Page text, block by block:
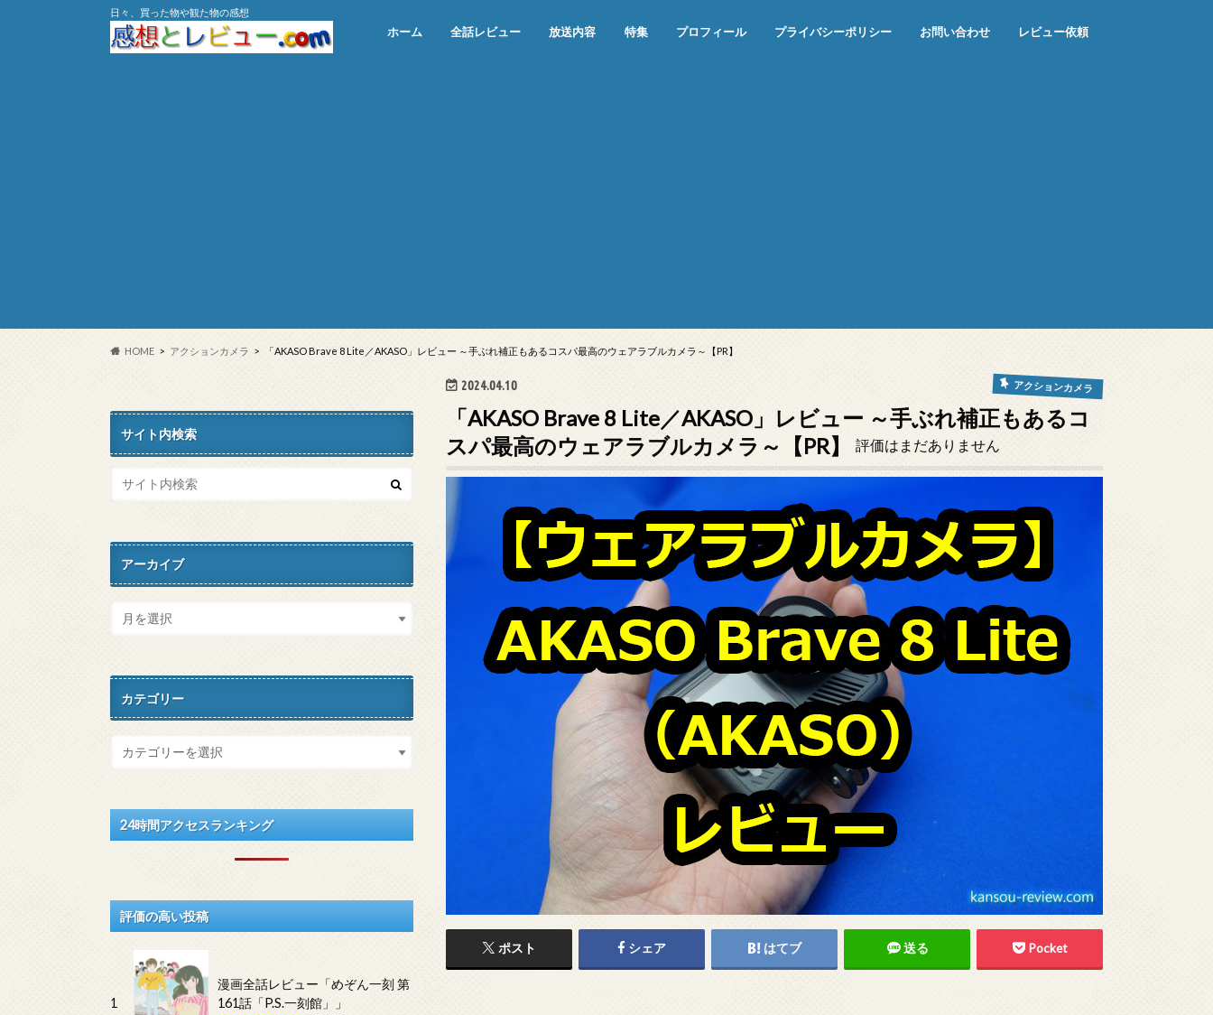
日々、買った物や観た物の感想
ホーム 全話レビュー 放送内容 特集 プロフィール プライバシーポリシー お問い合わせ レビュー依頼
HOME アクションカメラ 「AKASO Brave 8 Lite／AKASO」レビュー ～手ぶれ補正もあるコスパ最高のウェアラブルカメラ～【PR】
2024.04.10 アクションカメラ
「AKASO Brave 8 Lite／AKASO」レビュー ～手ぶれ補正もあるコ
スパ最高のウェアラブルカメラ～【PR】
評価はまだありません
ポスト シェア はてブ 送る Pocket
サイト内検索
アーカイブ
カテゴリー
24時間アクセスランキング
評価の高い投稿
1
漫画全話レビュー「めぞん一刻 第
161話「P.S.一刻館」」